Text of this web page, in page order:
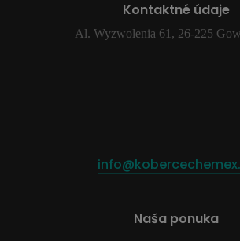
Kontaktné údaje
Al. Wyzwolenia 61, 26-225
Naša ponuka